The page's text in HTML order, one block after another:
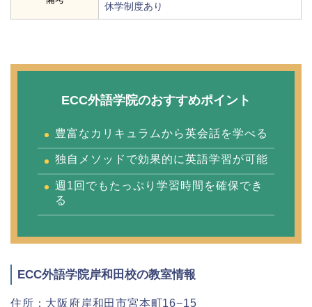
休学制度あり
ECC外語学院のおすすめポイント
豊富なカリキュラムから英会話を学べる
独自メソッドで効果的に英語学習が可能
週1回でもたっぷり学習時間を確保でき
る
ECC外語学院岸和田校の教室情報
住所：大阪府岸和田市宮本町16−15